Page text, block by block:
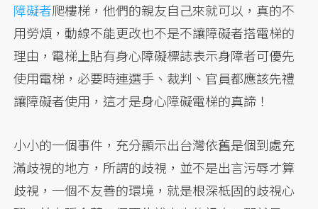
障礙者爬樓梯，他們的親友自己來就可以，真的不
用勞煩，動線不能更改也不是不讓障礙者搭電梯的
理由，電梯上貼有身心障礙標誌表示身障者可優先
使用電梯，必要時連選手、裁判、官員都應該先禮
讓障礙者使用，這才是身心障礙電梯的真諦！
小小的一個事件，充分顯示出台灣依舊是個到處充
滿歧視的地方，所謂的歧視，並不是出言污辱才算
歧視，一個不友善的環境，就是根深柢固的歧視心